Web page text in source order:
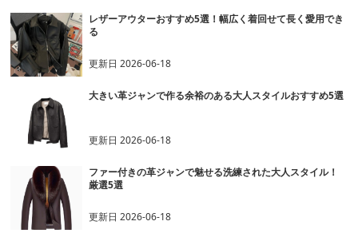
レザーアウターおすすめ5選！幅広く着回せて長く愛用でき
る
更新日2026-06-18
大きい革ジャンで作る余裕のある大人スタイルおすすめ5選
更新日2026-06-18
ファー付きの革ジャンで魅せる洗練された大人スタイル！
厳選5選
更新日2026-06-18